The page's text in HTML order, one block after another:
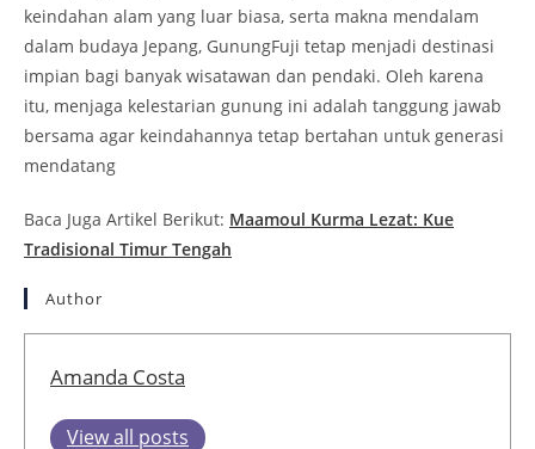
keindahan alam yang luar biasa, serta makna mendalam
dalam budaya Jepang, GunungFuji tetap menjadi destinasi
impian bagi banyak wisatawan dan pendaki. Oleh karena
itu, menjaga kelestarian gunung ini adalah tanggung jawab
bersama agar keindahannya tetap bertahan untuk generasi
mendatang
Baca Juga Artikel Berikut: Maamoul Kurma Lezat: Kue
Tradisional Timur Tengah
Author
Amanda Costa
View all posts